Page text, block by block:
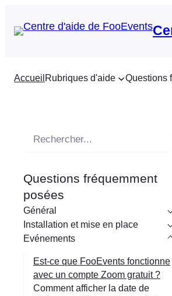
Accueil Rubriques d'aide Questions
h
e
r
c
Questions fréquemment
posées
Général
Installation et mise en place
Evénements
Est-ce que FooEvents fonctionne
avec un compte Zoom gratuit ?
Comment afficher la date de